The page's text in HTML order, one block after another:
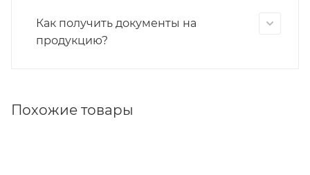
Как получить документы на
продукцию?
Похожие товары